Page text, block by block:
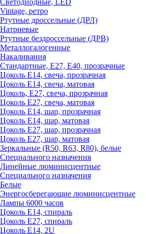
Светодиодные, LED
Vintage, ретро
Ртутные дроссельные (ДРЛ)
Натриевые
Ртутные бездроссельные (ДРВ)
Металлогалогенные
Накаливания
Стандартные, Е27, Е40, прозрачные
Цоколь Е14, свеча, прозрачная
Цоколь Е14, свеча, матовая
Цоколь, Е27, свеча, прозрачная
Цоколь Е27, свеча, матовая
Цоколь Е14, шар, прозрачная
Цоколь Е14, шар, матовая
Цоколь Е27, шар, прозрачная
Цоколь Е27, шар, матовая
Зеркальные (R50, R63, R80), белые
Специального назначения
Линейные люминисцентные
Специального назначения
Белые
Энергосберегающие люминисцентные
Лампы 6000 часов
Цоколь Е14, спираль
Цоколь Е27, спираль
Цоколь Е14, 2U